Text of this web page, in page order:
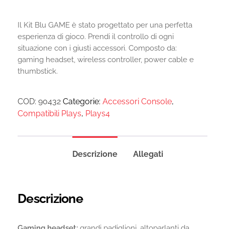
Il Kit Blu GAME è stato progettato per una perfetta
esperienza di gioco. Prendi il controllo di ogni
situazione con i giusti accessori. Composto da:
gaming headset, wireless controller, power cable e
thumbstick.
COD: 90432 Categorie: Accessori Console,
Compatibili Plays, Plays4
Descrizione Allegati
Descrizione